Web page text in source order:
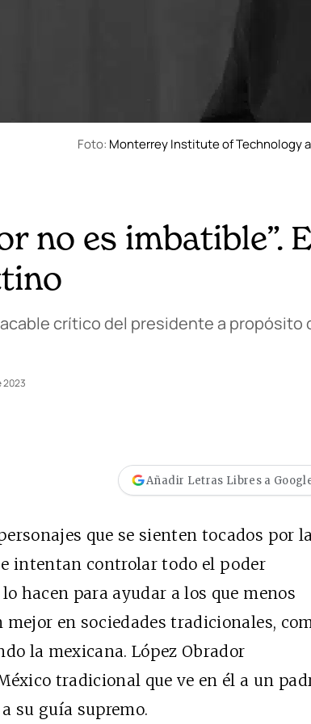
Foto: Monterrey Institute of Technology
no es imbatible”.
crítico del presidente a propósito
2023
Añadir Letras Libres a
que se sienten tocados por
intentan controlar todo el poder
hacen para ayudar a los que menos
en sociedades tradicionales,
la mexicana. López Obrador
tradicional que ve en él a un
su guía supremo.
márgenes Cine desde los
EDICIÓN ESPAÑA